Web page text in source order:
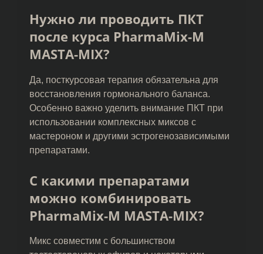
Нужно ли проводить ПКТ
после курса PharmaMix-M
MASTA-MIX?
Да, посткурсовая терапия обязательна для
восстановления гормонального баланса.
Особенно важно уделить внимание ПКТ при
использовании комплексных миксов с
мастероном и другими эстрогенозависимыми
препаратами.
С какими препаратами
можно комбинировать
PharmaMix-M MASTA-MIX?
Микс совместим с большинством